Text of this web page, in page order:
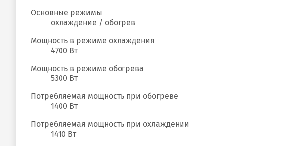
Основные режимы
охлаждение / обогрев
Мощность в режиме охлаждения
4700 Вт
Мощность в режиме обогрева
5300 Вт
Потребляемая мощность при обогреве
1400 Вт
Потребляемая мощность при охлаждении
1410 Вт